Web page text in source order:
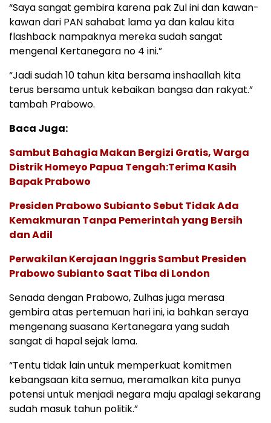
“Saya sangat gembira karena pak Zul ini dan kawan-
kawan dari PAN sahabat lama ya dan kalau kita
flashback nampaknya mereka sudah sangat
mengenal Kertanegara no 4 ini.”
“Jadi sudah 10 tahun kita bersama inshaallah kita
terus bersama untuk kebaikan bangsa dan rakyat.”
tambah Prabowo.
Baca Juga:
Sambut Bahagia Makan Bergizi Gratis, Warga
Distrik Homeyo Papua Tengah:Terima Kasih
Bapak Prabowo
Presiden Prabowo Subianto Sebut Tidak Ada
Kemakmuran Tanpa Pemerintah yang Bersih
dan Adil
Perwakilan Kerajaan Inggris Sambut Presiden
Prabowo Subianto Saat Tiba di London
Senada dengan Prabowo, Zulhas juga merasa
gembira atas pertemuan hari ini, ia bahkan seraya
mengenang suasana Kertanegara yang sudah
sangat di hapal sejak lama.
“Tentu tidak lain untuk memperkuat komitmen
kebangsaan kita semua, meramalkan kita punya
potensi untuk menjadi negara maju apalagi sekarang
sudah masuk tahun politik.”